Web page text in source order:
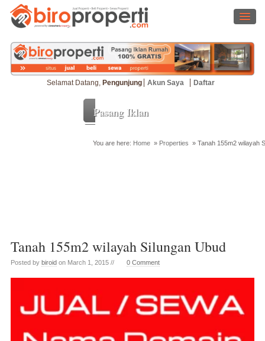
Selamat Datang, Pengunjung Akun Saya Daftar
Pasang Iklan
You are here: Home » Properties » Tanah 155m2 wilayah
Tanah 155m2 wilayah Silungan Ubud
Posted by biroidon March 1, 2015 // 0 Comment